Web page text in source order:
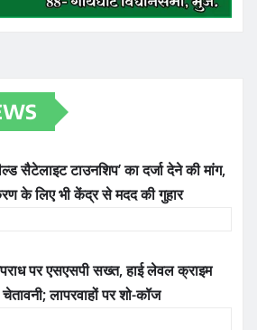
सैटेलाइट टाउनशिप’ का दर्जा देने की मांग,
के लिए भी केंद्र से मदद की गुहार
पर एसएसपी सख्त, हाई लेवल क्राइम
चेतावनी; लापरवाहों पर शो-कॉज